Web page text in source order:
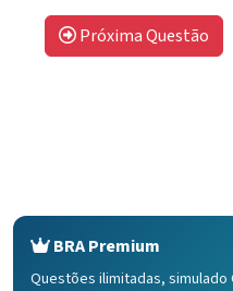
Próxima Questão
BRA Premium
Questões ilimitadas, simulado